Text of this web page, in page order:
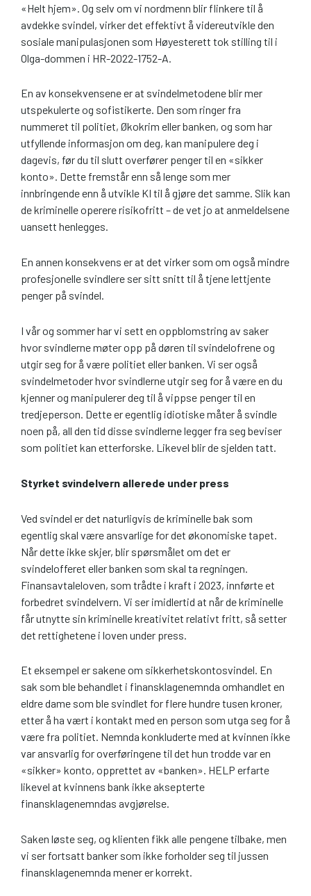
«Helt hjem». Og selv om vi nordmenn blir flinkere til å
avdekke svindel, virker det effektivt å videreutvikle den
sosiale manipulasjonen som Høyesterett tok stilling til i
Olga-dommen i HR-2022-1752-A.
En av konsekvensene er at svindelmetodene blir mer
utspekulerte og sofistikerte. Den som ringer fra
nummeret til politiet, Økokrim eller banken, og som har
utfyllende informasjon om deg, kan manipulere deg i
dagevis, før du til slutt overfører penger til en «sikker
konto». Dette fremstår enn så lenge som mer
innbringende enn å utvikle KI til å gjøre det samme. Slik kan
de kriminelle operere risikofritt – de vet jo at anmeldelsene
uansett henlegges.
En annen konsekvens er at det virker som om også mindre
profesjonelle svindlere ser sitt snitt til å tjene lettjente
penger på svindel.
I vår og sommer har vi sett en oppblomstring av saker
hvor svindlerne møter opp på døren til svindelofrene og
utgir seg for å være politiet eller banken. Vi ser også
svindelmetoder hvor svindlerne utgir seg for å være en du
kjenner og manipulerer deg til å vippse penger til en
tredjeperson. Dette er egentlig idiotiske måter å svindle
noen på, all den tid disse svindlerne legger fra seg beviser
som politiet kan etterforske. Likevel blir de sjelden tatt.
Styrket svindelvern allerede under press
Ved svindel er det naturligvis de kriminelle bak som
egentlig skal være ansvarlige for det økonomiske tapet.
Når dette ikke skjer, blir spørsmålet om det er
svindelofferet eller banken som skal ta regningen.
Finansavtaleloven, som trådte i kraft i 2023, innførte et
forbedret svindelvern. Vi ser imidlertid at når de kriminelle
får utnytte sin kriminelle kreativitet relativt fritt, så setter
det rettighetene i loven under press.
Et eksempel er sakene om sikkerhetskontosvindel. En
sak som ble behandlet i finansklagenemnda omhandlet en
eldre dame som ble svindlet for flere hundre tusen kroner,
etter å ha vært i kontakt med en person som utga seg for å
være fra politiet. Nemnda konkluderte med at kvinnen ikke
var ansvarlig for overføringene til det hun trodde var en
«sikker» konto, opprettet av «banken». HELP erfarte
likevel at kvinnens bank ikke aksepterte
finansklagenemndas avgjørelse.
Saken løste seg, og klienten fikk alle pengene tilbake, men
vi ser fortsatt banker som ikke forholder seg til jussen
finansklagenemnda mener er korrekt.